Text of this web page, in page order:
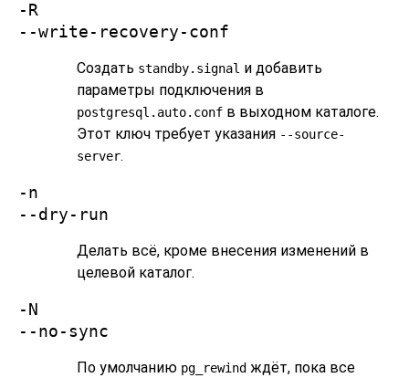
-R
--write-recovery-conf
Создать standby.signal и добавить
параметры подключения в
postgresql.auto.conf в выходном каталоге.
Этот ключ требует указания --source-
server.
-n
--dry-run
Делать всё, кроме внесения изменений в
целевой каталог.
-N
--no-sync
По умолчанию pg_rewind ждёт, пока все